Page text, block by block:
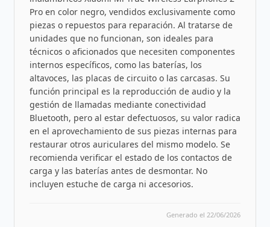
Pro en color negro, vendidos exclusivamente como
piezas o repuestos para reparación. Al tratarse de
unidades que no funcionan, son ideales para
técnicos o aficionados que necesiten componentes
internos específicos, como las baterías, los
altavoces, las placas de circuito o las carcasas. Su
función principal es la reproducción de audio y la
gestión de llamadas mediante conectividad
Bluetooth, pero al estar defectuosos, su valor radica
en el aprovechamiento de sus piezas internas para
restaurar otros auriculares del mismo modelo. Se
recomienda verificar el estado de los contactos de
carga y las baterías antes de desmontar. No
incluyen estuche de carga ni accesorios.
Generado el 22/06/2026